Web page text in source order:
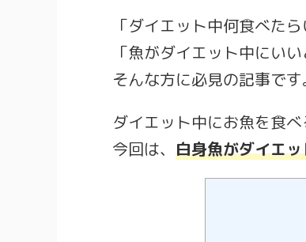
「ダイエット中何食べたら
「魚がダイエット中にい
そんな方に必見の記事です
ダイエット中にお魚を食
今回は、 白身魚がダイエ